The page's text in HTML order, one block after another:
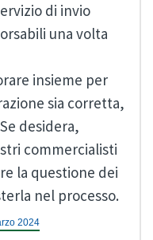
di invio
una volta
insieme per
sia corretta,
desidera,
commercialisti
la questione dei
nel processo.
2024